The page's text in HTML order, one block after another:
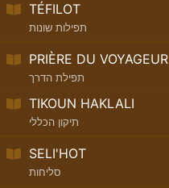
TÉFILOT
תפילות שונות
PRIÈRE DU VOYAGEUR
תפילת הדרך
TIKOUN HAKLALI
תיקון הכללי
SELI'HOT
סליחות